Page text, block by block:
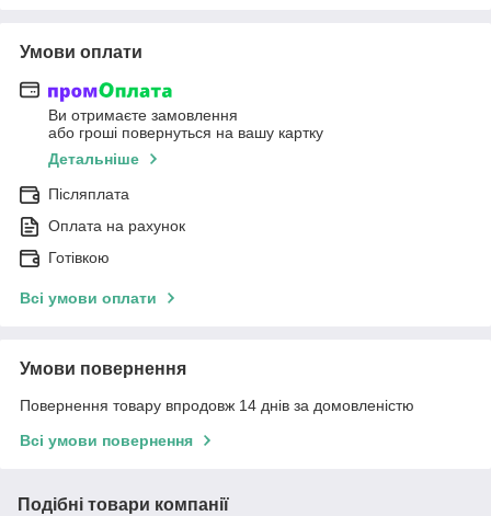
Умови оплати
Ви отримаєте замовлення
або гроші повернуться на вашу картку
Детальніше
Післяплата
Оплата на рахунок
Готівкою
Всі умови оплати
Умови повернення
Повернення товару впродовж 14 днів за домовленістю
Всі умови повернення
Подібні товари компанії